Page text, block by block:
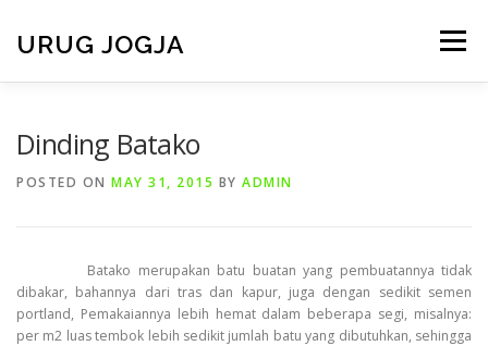
content
URUG JOGJA Menu
CONTACT
Dinding Batako
POSTED ON MAY 31, 2015 BY ADMIN
Batako merupakan batu buatan yang pembuatannya tidak
dibakar, bahannya dari tras dan kapur, juga dengan sedikit semen
portland, Pemakaiannya lebih hemat dalam beberapa segi, misalnya:
per m2 luas tembok lebih sedikit jumlah batu yang dibutuhkan, sehingga